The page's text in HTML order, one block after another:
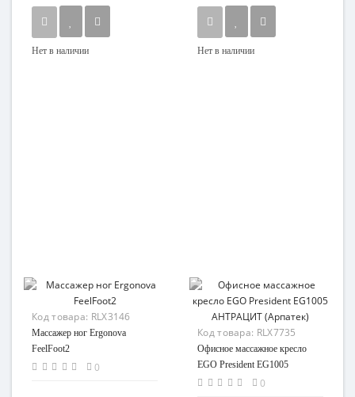
Нет в наличии Нет в наличии
Код товара: RLX3146
Массажер ног Ergonova
FeelFoot2
0
Код товара: RLX7735
Офисное массажное кресло
EGO President EG1005
АНТРАЦИТ (Арпатек)
0